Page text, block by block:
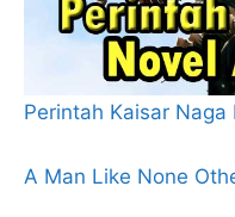
Perintah Kaisar Naga
A Man Like None